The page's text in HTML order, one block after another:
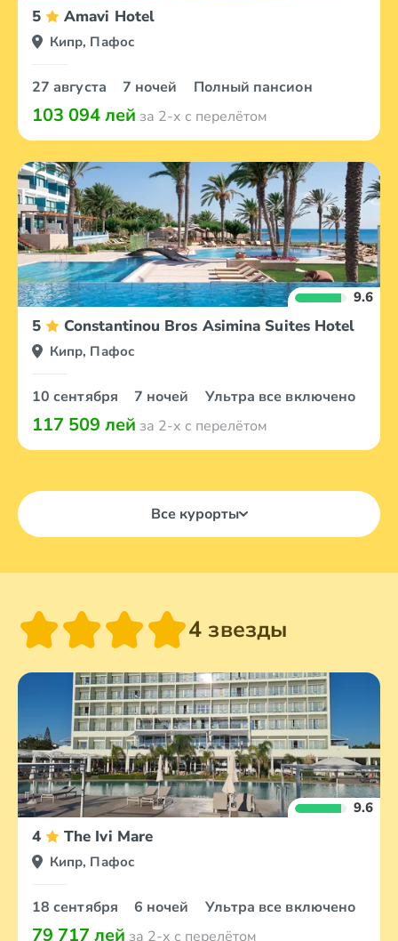
5 Amavi Hotel
Кипр, Пафос
27 августа 7 ночей Полный пансион
103 094 лей за 2-х с перелётом
9.6
5 Constantinou Bros Asimina Suites Hotel
Кипр, Пафос
10 сентября 7 ночей Ультра все включено
117 509 лей за 2-х с перелётом
Все курорты
4 звезды
9.6
4 The Ivi Mare
Кипр, Пафос
18 сентября 6 ночей Ультра все включено
79 717 лей за 2-х с перелётом